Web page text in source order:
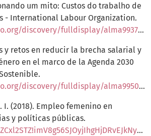
um mito: Custos do trabalho de
- International Labour Organization.
fulldisplay/alma993775443402676/41ILO_INST:41ILO_V2
y retos en reducir la brecha salarial y
en el marco de la Agenda 2030
fulldisplay/alma995074093302676/41ILO_INST:41ILO_V2
I. (2018). Empleo femenino en
y políticas públicas.